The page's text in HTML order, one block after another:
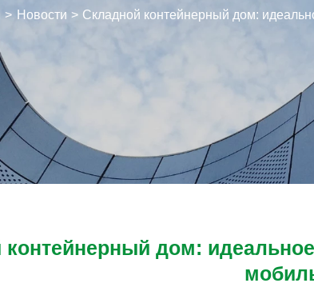
Новости Складной контейнерный дом:
дом: